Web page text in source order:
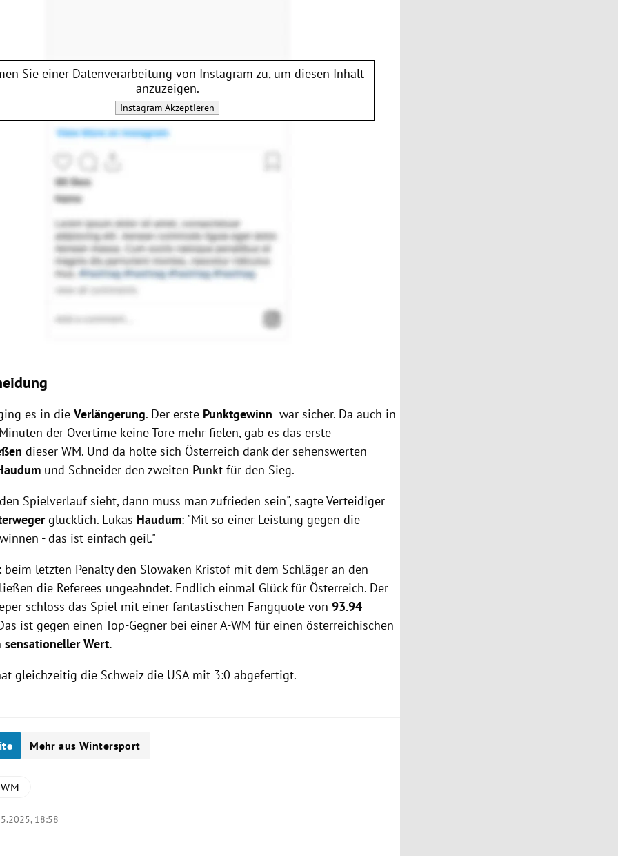
Sie einer Datenverarbeitung von Instagram zu, um diesen Inhalt
anzuzeigen.
Instagram Akzeptieren
es in dieVerlängerung. Der erste Punktgewinnwar sicher. Da auch in
der Overtime keine Tore mehr fielen, gab es das erste
dieser WM. Und da holte sich Österreich dank der sehenswerten
und Schneider den zweiten Punkt für den Sieg.
Spielverlauf sieht, dann muss man zufrieden sein", sagte Verteidiger
glücklich. Lukas Haudum: "Mit so einer Leistung gegen die
- das ist einfach geil."
beim letzten Penalty den Slowaken Kristof mit dem Schläger an den
die Referees ungeahndet. Endlich einmal Glück für Österreich. Der
schloss das Spiel mit einer fantastischen Fangquote von93.94
ist gegen einen Top-Gegner bei einer A-WM für einen österreichischen
sensationeller Wert.
gleichzeitig die Schweiz die USA mit 3:0 abgefertigt.
Mehr aus Wintersport
18:58